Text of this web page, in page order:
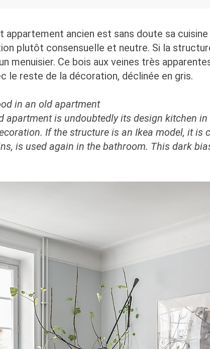
appartement ancien est sans doute sa
plutôt consensuelle et neutre. Si la
menuisier. Ce bois aux veines très
le reste de la décoration, déclinée en gris.
in an old apartment
apartment is undoubtedly its design kitchen
If the structure is an Ikea model, it
is used again in the bathroom. This dark